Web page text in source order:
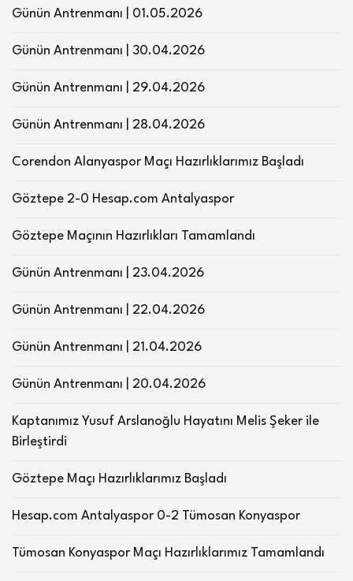
Günün Antrenmanı | 01.05.2026
Günün Antrenmanı | 30.04.2026
Günün Antrenmanı | 29.04.2026
Günün Antrenmanı | 28.04.2026
Corendon Alanyaspor Maçı Hazırlıklarımız Başladı
Göztepe 2-0 Hesap.com Antalyaspor
Göztepe Maçının Hazırlıkları Tamamlandı
Günün Antrenmanı | 23.04.2026
Günün Antrenmanı | 22.04.2026
Günün Antrenmanı | 21.04.2026
Günün Antrenmanı | 20.04.2026
Kaptanımız Yusuf Arslanoğlu Hayatını Melis Şeker ile
Birleştirdi
Göztepe Maçı Hazırlıklarımız Başladı
Hesap.com Antalyaspor 0-2 Tümosan Konyaspor
Tümosan Konyaspor Maçı Hazırlıklarımız Tamamlandı